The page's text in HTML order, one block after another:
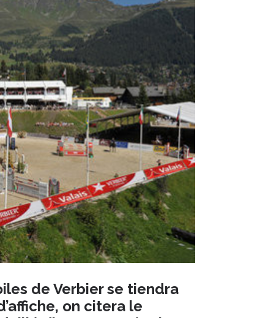
de Verbier se tiendra
on citera le